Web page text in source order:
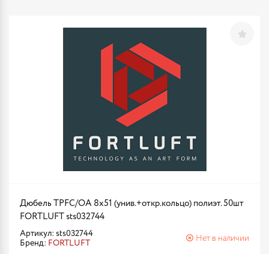
Дюбель TPFC/ОА 8х51 (унив.+откр.кольцо) полиэт. 50шт
FORTLUFT sts032744
Артикул: sts032744
Бренд: FORTLUFT
Нет в наличии